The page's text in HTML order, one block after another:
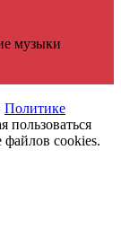
музыки
Политике
пользоваться
файлов cookies.